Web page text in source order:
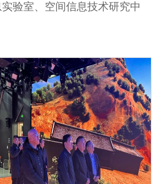
验室、空间信息技术研究中